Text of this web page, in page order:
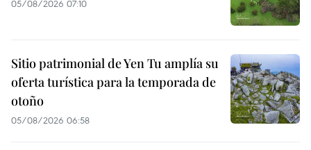
05/08/2026 07:10
Sitio patrimonial de Yen Tu amplía su
oferta turística para la temporada de
otoño
05/08/2026 06:58